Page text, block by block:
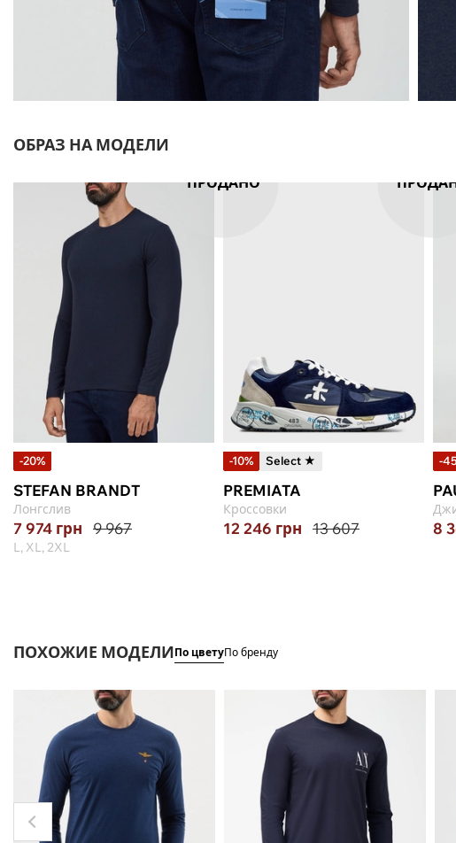
ОБРАЗ НА МОДЕЛИ
-20%
STEFAN BRANDT
Лонгслив
7 974 грн 9 967
L, XL, 2XL
ПРОДАНО
-10% Select ★
PREMIATA
Кроссовки
12 246 грн 13 607
-
8
ПОХОЖИЕ МОДЕЛИПо цветуПо бренду